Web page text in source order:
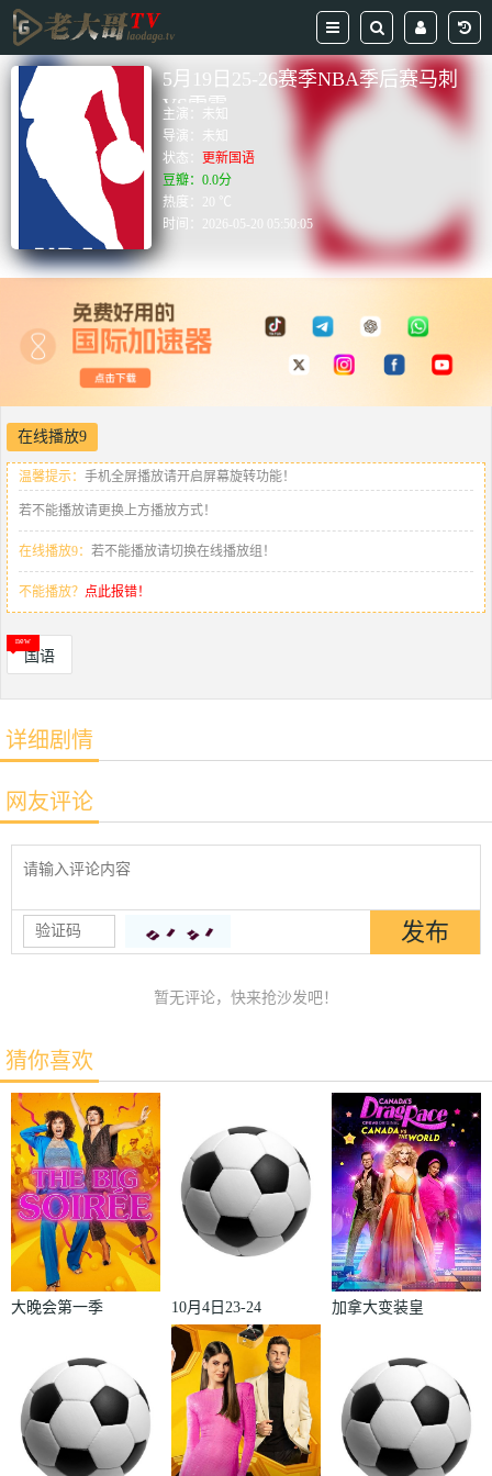
5月19日25-26赛季NBA季后赛马刺
VS雷霆
主演：
未知
导演：
未知
状态： 更新国语
豆瓣：0.0分
热度：20 ℃
时间： 2026-05-20 05:50:05
在线播放9
温馨提示： 手机全屏播放请开启屏幕旋转功能！
若不能播放请更换上方播放方式！
在线播放9： 若不能播放请切换在线播放组！
不能播放？ 点此报错！
国语
详细剧情
网友评论
暂无评论，快来抢沙发吧！
猜你喜欢
大晚会第一季
10月4日23-24
赛季欧冠小组
赛第2轮那不
勒斯VS皇家
马德里
加拿大变装皇
对阵世界
2022